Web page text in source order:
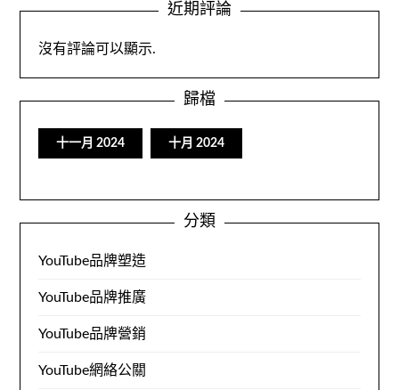
近期評論
沒有評論可以顯示.
歸檔
十一月 2024 十月 2024
分類
YouTube品牌塑造
YouTube品牌推廣
YouTube品牌營銷
YouTube網絡公關